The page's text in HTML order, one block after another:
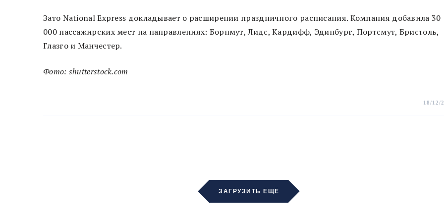
Зато National Express докладывает о расширении праздничного расписания. Компания добавила 30
000 пассажирских мест на направлениях: Борнмут, Лидс, Кардифф, Эдинбург, Портсмут, Бристоль,
Глазго и Манчестер.
Фото: shutterstock.com
18/12/
ЗАГРУЗИТЬ ЕЩЁ